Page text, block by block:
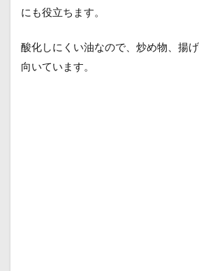
にも役立ちます。
酸化しにくい油なので、炒め物、揚
向いています。